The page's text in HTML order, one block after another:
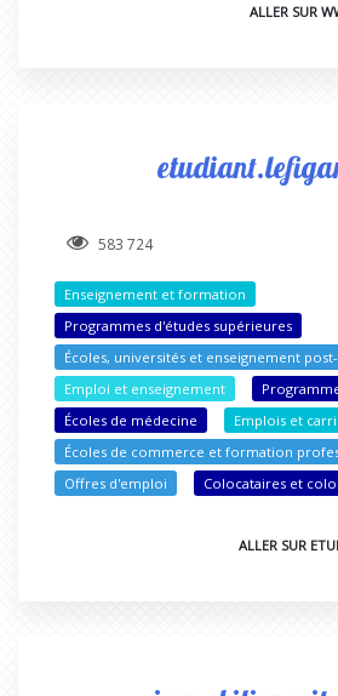
ALLER SUR
583 724
Enseignement et formation
Programmes d'études supérieures
Écoles, universités et enseignement
Emploi et enseignement
Écoles de médecine
Emplois et
Écoles de commerce et formation
Offres d'emploi
Colocataires et
ALLER SUR